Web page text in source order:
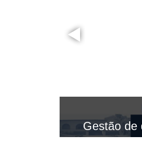
Gestão de